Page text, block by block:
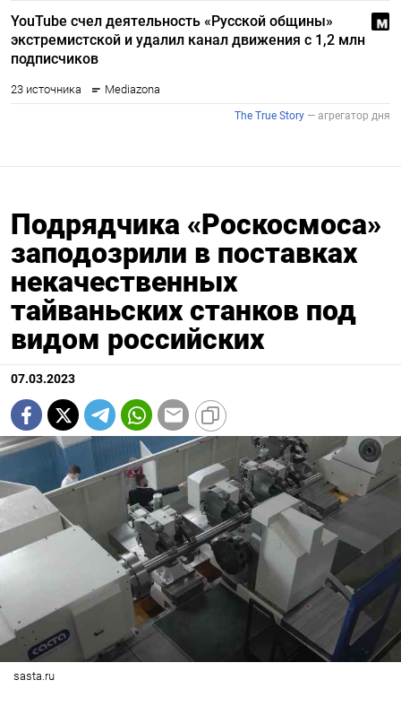
Подрядчика «Роскосмоса»
заподозрили в поставках
некачественных
тайваньских станков под
видом российских
07.03.2023
sasta.ru